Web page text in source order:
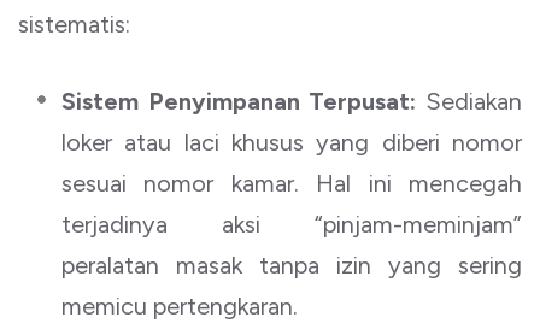
sistematis:
Sistem Penyimpanan Terpusat: Sediakan
loker atau laci khusus yang diberi nomor
sesuai nomor kamar. Hal ini mencegah
terjadinya aksi “pinjam-meminjam”
peralatan masak tanpa izin yang sering
memicu pertengkaran.